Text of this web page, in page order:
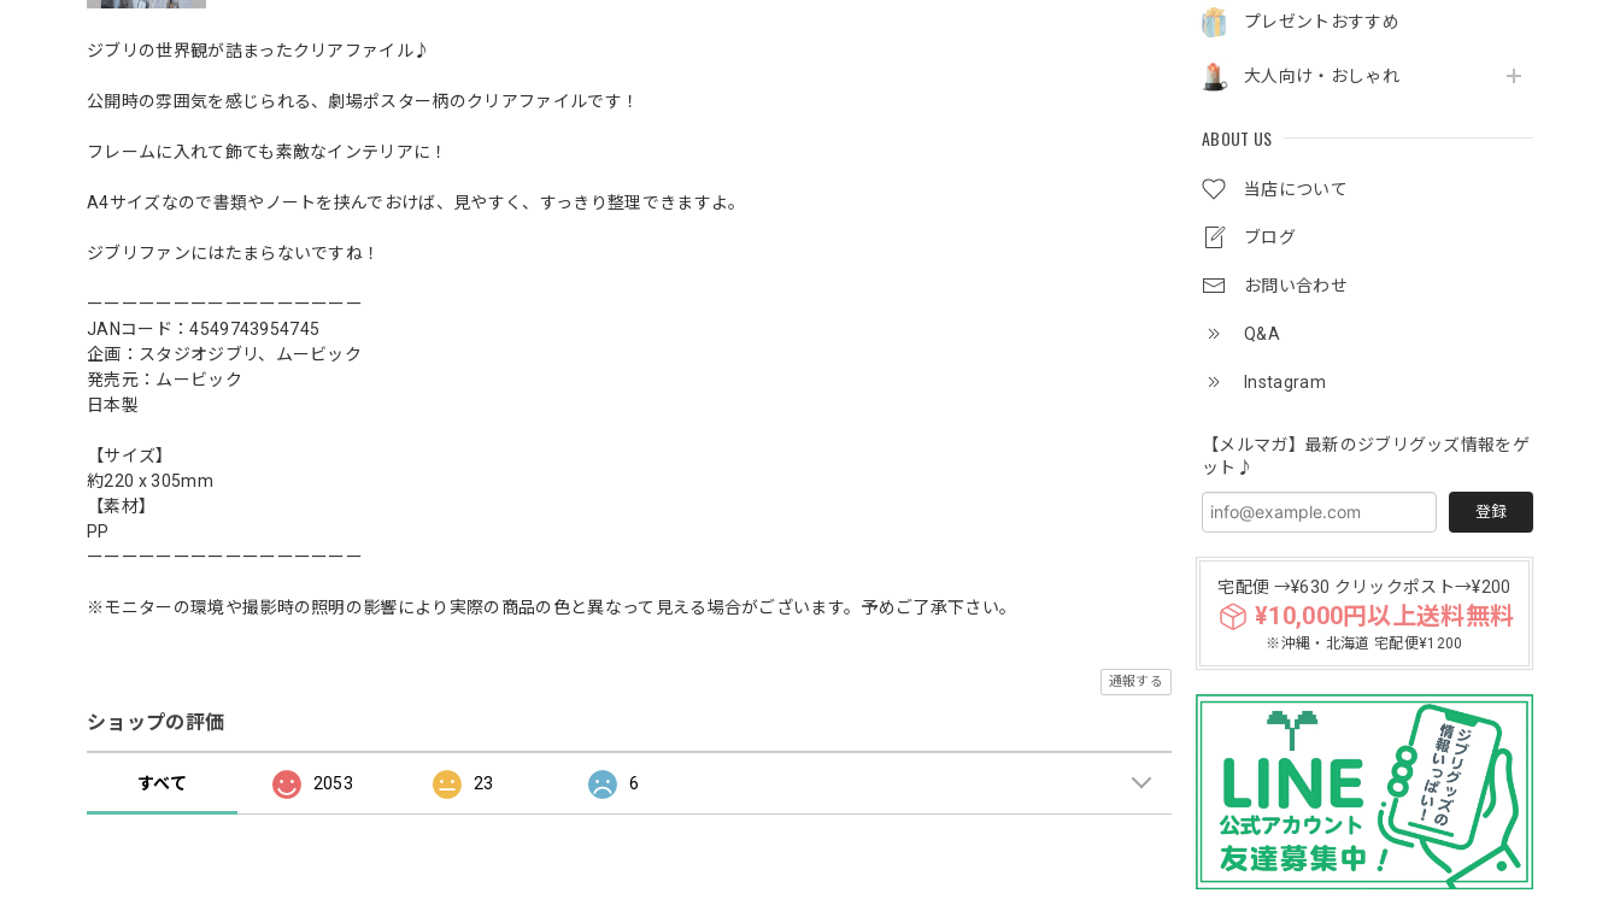
プレゼントおすすめ
大人向け・おしゃれ
ABOUT US
当店について
ブログ
お問い合わせ
Q&A
Instagram
【メルマガ】最新のジブリグッズ情報をゲ
ット♪
登録
宅配便 →¥630 クリックポスト→¥200
¥10,000円以上送料無料
※沖縄・北海道 宅配便¥1200
ジブリの世界観が詰まったクリアファイル♪
公開時の雰囲気を感じられる、劇場ポスター柄のクリアファイルです！
フレームに入れて飾ても素敵なインテリアに！
A4サイズなので書類やノートを挟んでおけば、見やすく、すっきり整理できますよ。
ジブリファンにはたまらないですね！
ーーーーーーーーーーーーーーーー
JANコード：4549743954745
企画：スタジオジブリ、ムービック
発売元：ムービック
日本製
【サイズ】
約220 x 305mm
【素材】
PP
ーーーーーーーーーーーーーーーー
※モニターの環境や撮影時の照明の影響により実際の商品の色と異なって見える場合がございます。予めご了承下さい。
通報する
ショップの評価
すべて 2053 23 6